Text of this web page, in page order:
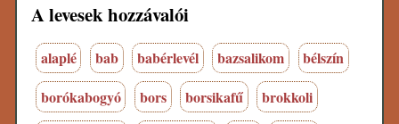
A levesek hozzávalói
alaplé bab babérlevél bazsalikom
bélszín
borókabogyó
bors borsikafű
brokkoli